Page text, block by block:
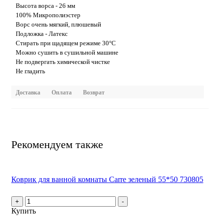
Высота ворса - 26 мм
100% Микрополиэстер
Ворс очень мягкий, плюшевый
Подложка - Латекс
Стирать при щадящем режиме 30°С
Можно сушить в сушильной машине
Не подвергать химической чистке
Не гладить
Доставка Оплата Возврат
Рекомендуем также
Коврик для ванной комнаты Carre зеленый 55*50 730805
+ -
Купить